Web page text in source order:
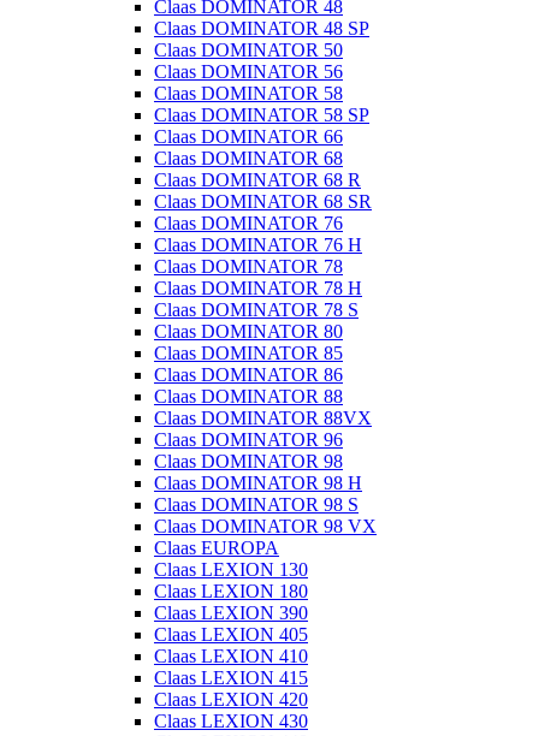
Claas DOMINATOR 48
Claas DOMINATOR 48 SP
Claas DOMINATOR 50
Claas DOMINATOR 56
Claas DOMINATOR 58
Claas DOMINATOR 58 SP
Claas DOMINATOR 66
Claas DOMINATOR 68
Claas DOMINATOR 68 R
Claas DOMINATOR 68 SR
Claas DOMINATOR 76
Claas DOMINATOR 76 H
Claas DOMINATOR 78
Claas DOMINATOR 78 H
Claas DOMINATOR 78 S
Claas DOMINATOR 80
Claas DOMINATOR 85
Claas DOMINATOR 86
Claas DOMINATOR 88
Claas DOMINATOR 88VX
Claas DOMINATOR 96
Claas DOMINATOR 98
Claas DOMINATOR 98 H
Claas DOMINATOR 98 S
Claas DOMINATOR 98 VX
Claas EUROPA
Claas LEXION 130
Claas LEXION 180
Claas LEXION 390
Claas LEXION 405
Claas LEXION 410
Claas LEXION 415
Claas LEXION 420
Claas LEXION 430